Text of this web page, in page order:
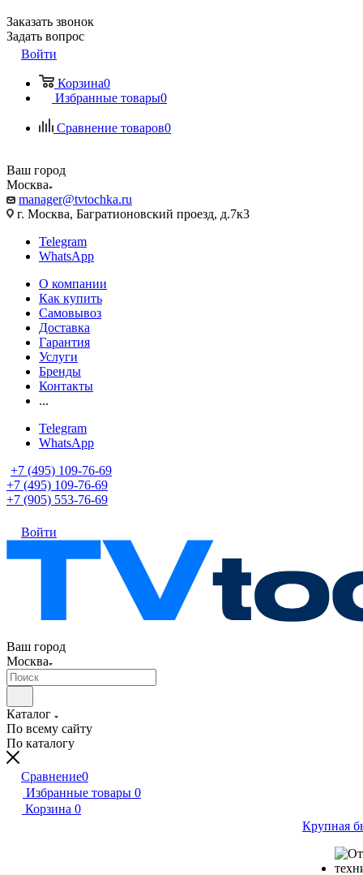
Заказать звонок
Задать вопрос
Войти
Корзина0
Избранные товары0
Сравнение товаров0
Ваш город
Москва
manager@tvtochka.ru
г. Москва, Багратионовский проезд, д.7к3
Telegram
WhatsApp
О компании
Как купить
Самовывоз
Доставка
Гарантия
Услуги
Бренды
Контакты
...
Telegram
WhatsApp
+7 (495) 109-76-69
+7 (495) 109-76-69
+7 (905) 553-76-69
Войти
Ваш город
Москва
Каталог
По всему сайту
По каталогу
Сравнение0
Избранные товары 0
Корзина 0
Крупная